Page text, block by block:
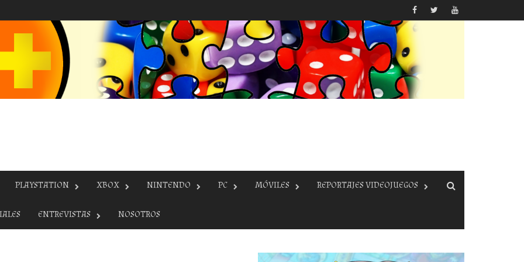
PLAYSTATION XBOX NINTENDO PC MÓVILES REPORTAJES VIDEOJUEGOS
ENTREVISTAS NOSOTROS